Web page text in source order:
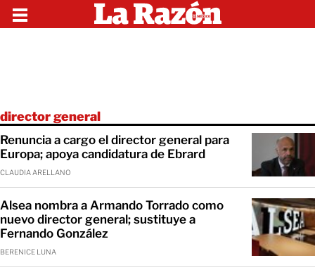
director general
Renuncia a cargo el director general para
Europa; apoya candidatura de Ebrard
CLAUDIA ARELLANO
Alsea nombra a Armando Torrado como
nuevo director general; sustituye a
Fernando González
BERENICE LUNA